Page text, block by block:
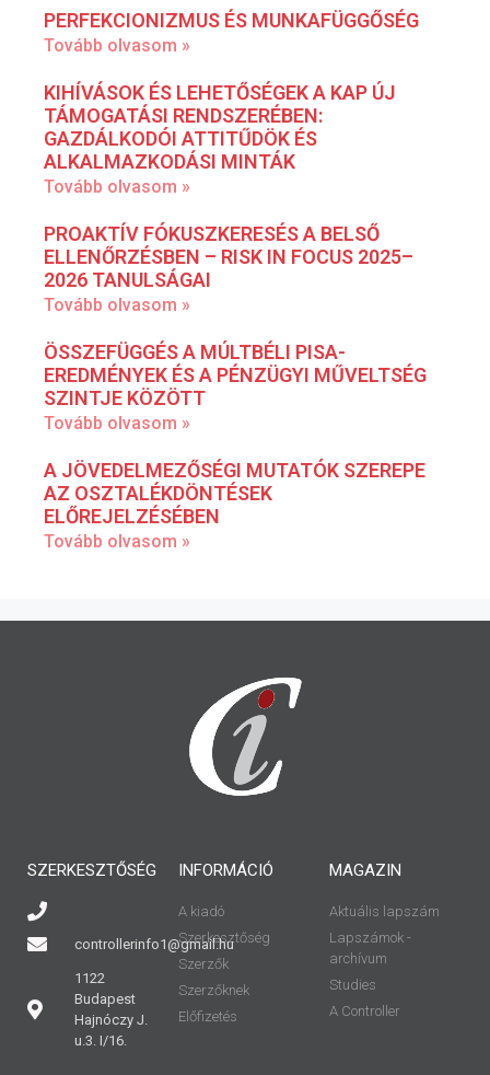
PERFEKCIONIZMUS ÉS MUNKAFÜGGŐSÉG
Tovább olvasom »
KIHÍVÁSOK ÉS LEHETŐSÉGEK A KAP ÚJ
TÁMOGATÁSI RENDSZERÉBEN:
GAZDÁLKODÓI ATTITŰDÖK ÉS
ALKALMAZKODÁSI MINTÁK
Tovább olvasom »
PROAKTÍV FÓKUSZKERESÉS A BELSŐ
ELLENŐRZÉSBEN – RISK IN FOCUS 2025–
2026 TANULSÁGAI
Tovább olvasom »
ÖSSZEFÜGGÉS A MÚLTBÉLI PISA-
EREDMÉNYEK ÉS A PÉNZÜGYI MŰVELTSÉG
SZINTJE KÖZÖTT
Tovább olvasom »
A JÖVEDELMEZŐSÉGI MUTATÓK SZEREPE
AZ OSZTALÉKDÖNTÉSEK
ELŐREJELZÉSÉBEN
Tovább olvasom »
SZERKESZTŐSÉG
controllerinfo1@gmail.hu
1122
Budapest
Hajnóczy J.
u.3. I/16.
INFORMÁCIÓ
A kiadó
Szerkesztőség
Szerzők
Szerzőknek
Előfizetés
MAGAZIN
Aktuális lapszám
Lapszámok -
archívum
Studies
A Controller